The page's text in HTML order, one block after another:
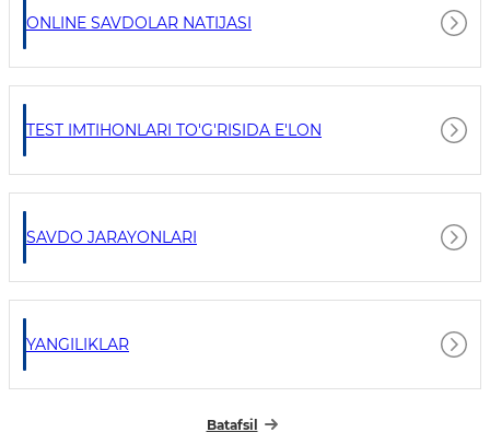
ONLINE SAVDOLAR NATIJASI
TEST IMTIHONLARI TO'G'RISIDA E'LON
SAVDO JARAYONLARI
YANGILIKLAR
Batafsil